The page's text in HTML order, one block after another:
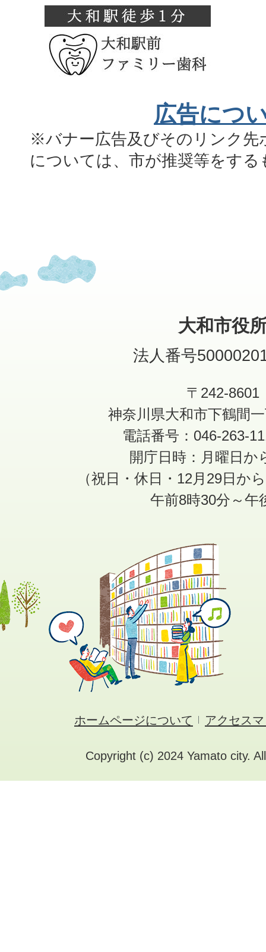
広告につ
※バナー広告及びそのリンク先
については、市が推奨等をす
大和市役
法人番号
〒242-8601
神奈川県大和市下鶴間
電話番号：046-263-
開庁日時：月曜日か
（祝日・休日・12月29日か
午前8時30分～午
ホームページについて アクセス
Copyright (c) 2024 Yamato city.